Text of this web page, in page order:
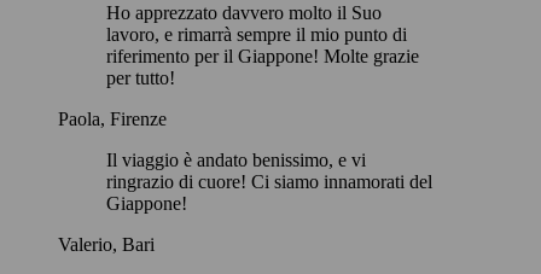
Ho apprezzato davvero molto il Suo
lavoro, e rimarrà sempre il mio punto di
riferimento per il Giappone! Molte grazie
per tutto!
Paola, Firenze
Il viaggio è andato benissimo, e vi
ringrazio di cuore! Ci siamo innamorati del
Giappone!
Valerio, Bari